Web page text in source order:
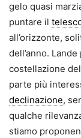
gelo quasi
puntare il
all’orizzonte,
dell’anno.
costellazione
parte più
declinazione,
qualche
stiamo